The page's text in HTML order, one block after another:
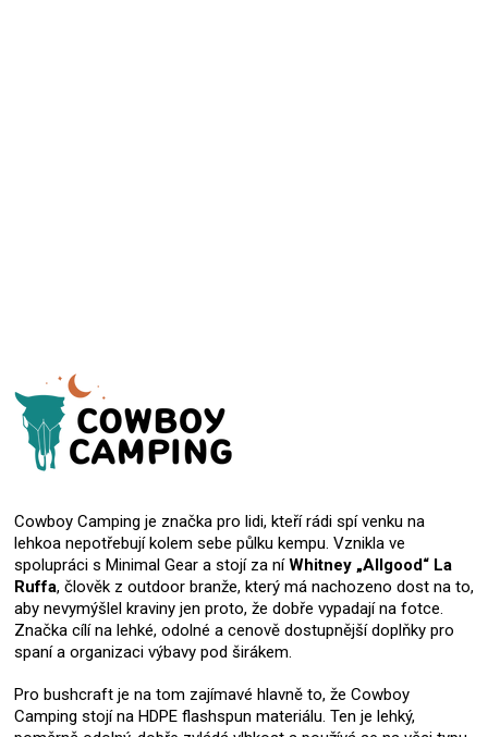
Cowboy Camping je značka pro lidi, kteří rádi spí venku na
lehkoa nepotřebují kolem sebe půlku kempu. Vznikla ve
spolupráci s Minimal Gear a stojí za níWhitney „Allgood“ La
Ruffa, člověk z outdoor branže, který má nachozeno dost na to,
aby nevymýšlel kraviny jen proto, že dobře vypadají na fotce.
Značka cílí na lehké, odolné a cenově dostupnější doplňky pro
spaní a organizaci výbavy pod širákem.
Pro bushcraft je na tom zajímavé hlavně to, že Cowboy
Camping stojí na HDPE flashspun materiálu. Ten je lehký,